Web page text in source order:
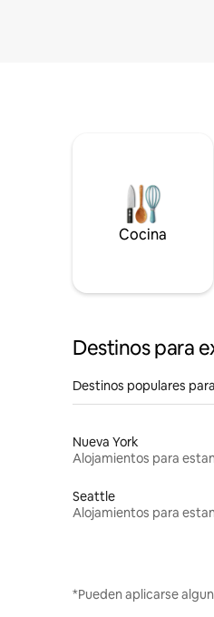
Cocina
Destinos para
Destinos populares
Nueva York
Seattle
*Pueden aplicarse